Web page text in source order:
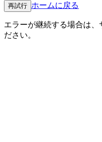
再試行 ホームに戻る
エラーが継続する場合は、
ださい。